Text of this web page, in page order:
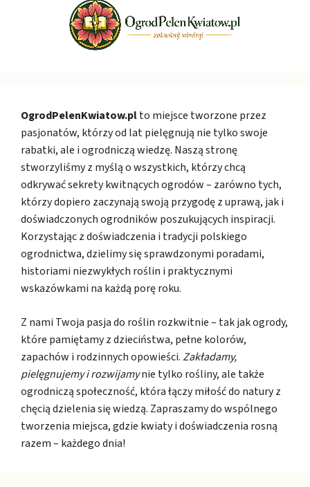
OgrodPelenKwiatow.plto miejsce tworzone przez
pasjonatów, którzy od lat pielęgnują nie tylko swoje
rabatki, ale i ogrodniczą wiedzę. Naszą stronę
stworzyliśmy z myślą o wszystkich, którzy chcą
odkrywać sekrety kwitnących ogrodów – zarówno tych,
którzy dopiero zaczynają swoją przygodę z uprawą, jak i
doświadczonych ogrodników poszukujących inspiracji.
Korzystając z doświadczenia i tradycji polskiego
ogrodnictwa, dzielimy się sprawdzonymi poradami,
historiami niezwykłych roślin i praktycznymi
wskazówkami na każdą porę roku.
Z nami Twoja pasja do roślin rozkwitnie – tak jak ogrody,
które pamiętamy z dzieciństwa, pełne kolorów,
zapachów i rodzinnych opowieści.Zakładamy,
pielęgnujemy i rozwijamynie tylko rośliny, ale także
ogrodniczą społeczność, która łączy miłość do natury z
chęcią dzielenia się wiedzą. Zapraszamy do wspólnego
tworzenia miejsca, gdzie kwiaty i doświadczenia rosną
razem – każdego dnia!